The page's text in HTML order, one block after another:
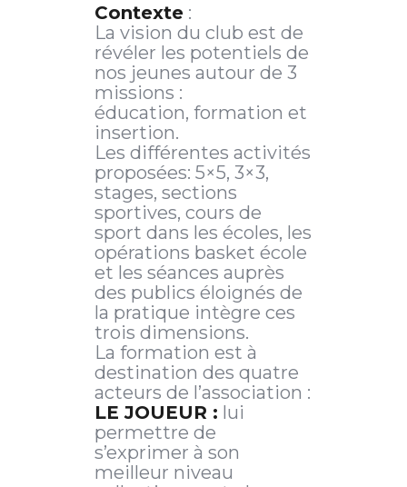
Contexte :
La vision du club est de
révéler les potentiels de
nos jeunes autour de 3
missions :
éducation, formation et
insertion.
Les différentes activités
proposées: 5×5, 3×3,
stages, sections
sportives, cours de
sport dans les écoles, les
opérations basket école
et les séances auprès
des publics éloignés de
la pratique intègre ces
trois dimensions.
La formation est à
destination des quatre
acteurs de l’association :
LE JOUEUR : lui
permettre de
s’exprimer à son
meilleur niveau